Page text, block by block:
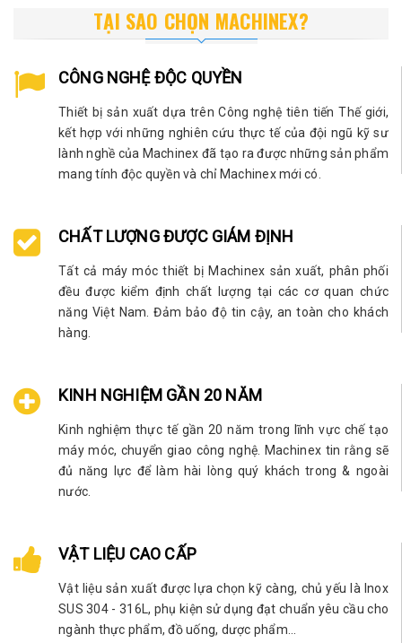
TẠI SAO CHỌN MACHINEX?
CÔNG NGHỆ ĐỘC QUYỀN
Thiết bị sản xuất dựa trên Công nghệ tiên tiến Thế giới,
kết hợp với những nghiên cứu thực tế của đội ngũ kỹ sư
lành nghề của Machinex đã tạo ra được những sản phẩm
mang tính độc quyền và chỉ Machinex mới có.
CHẤT LƯỢNG ĐƯỢC GIÁM ĐỊNH
Tất cả máy móc thiết bị Machinex sản xuất, phân phối
đều được kiểm định chất lượng tại các cơ quan chức
năng Việt Nam. Đảm bảo độ tin cậy, an toàn cho khách
hàng.
KINH NGHIỆM GẦN 20 NĂM
Kinh nghiệm thực tế gần 20 năm trong lĩnh vực chế tạo
máy móc, chuyển giao công nghệ. Machinex tin rằng sẽ
đủ năng lực để làm hài lòng quý khách trong & ngoài
nước.
VẬT LIỆU CAO CẤP
Vật liệu sản xuất được lựa chọn kỹ càng, chủ yếu là Inox
SUS 304 - 316L, phụ kiện sử dụng đạt chuẩn yêu cầu cho
ngành thực phẩm, đồ uống, dược phẩm...